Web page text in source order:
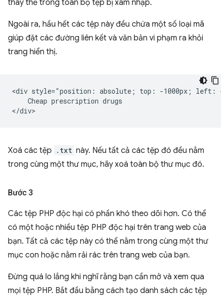
thay thế trong toàn bộ tệp bị xâm nhập.
Ngoài ra, hầu hết các tệp này đều chứa một số loại mã
giúp đặt các đường liên kết và văn bản vi phạm ra khỏi
trang hiển thị.
<div style="position: absolute; top: -1000px; left: -
    Cheap prescription drugs
Xoá các tệp .txt này. Nếu tất cả các tệp đó đều nằm
trong cùng một thư mục, hãy xoá toàn bộ thư mục đó.
Bước 3
Các tệp PHP độc hại có phần khó theo dõi hơn. Có thể
có một hoặc nhiều tệp PHP độc hại trên trang web của
bạn. Tất cả các tệp này có thể nằm trong cùng một thư
mục con hoặc nằm rải rác trên trang web của bạn.
Đừng quá lo lắng khi nghĩ rằng bạn cần mở và xem qua
mọi tệp PHP. Bắt đầu bằng cách tạo danh sách các tệp